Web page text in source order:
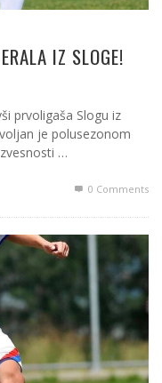
IZ SLOGE!
prvoligaša Slogu iz
je polusezonom
…
0 Comments